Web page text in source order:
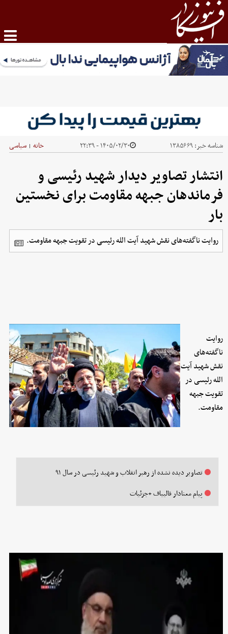
شناسه خبر:۱۳۸۵۶۶۹ ۱۴۰۵/۰۲/۳۰ - ۲۲:۳۹ خانه | سیاسی
انتشار تصاویر دیدار شهید رئیسی و
فرماندهان جبهه مقاومت برای نخستین
بار
روایت ناگفته‌های نقش شهید آیت الله رئیسی در تقویت جبهه مقاومت.
روایت
ناگفته‌های
نقش شهید آیت
الله رئیسی در
تقویت جبهه
مقاومت.
تصاویر دیده نشده از رهبر انقلاب و شهید رئیسی در سال ۹۱
پیام معنادار قالیباف +جزئیات